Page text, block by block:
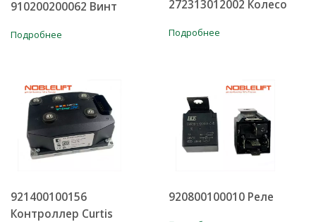
910200200062 Винт
Подробнее
272313012002 Колесо
Подробнее
921400100156
Контроллер Curtis
920800100010 Реле